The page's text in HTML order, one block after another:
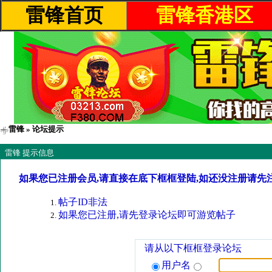
雷锋首页 雷锋香港区
雷锋 » 论坛提示
雷锋 提示信息
如果您已注册会员,请直接在底下框框登陆,如还没注册请先
帖子ID非法
如果您已注册,请先登录论坛即可游览帖子
请从以下框框登录论坛
用户名